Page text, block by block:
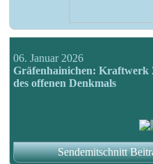
06. Januar 2026
Gräfenhainichen: Kraftwerk
des offenen Denkmals
Sendemitschnitt